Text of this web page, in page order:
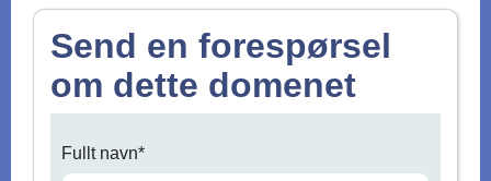
Send en forespørsel
om dette domenet
Fullt navn*